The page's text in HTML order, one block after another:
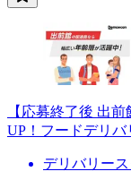
【応募終了後 出
UP！フードデリバ
デリバリー